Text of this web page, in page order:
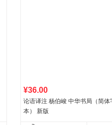
¥36.00
论语译注 杨伯峻 中华书局（简体
本） 新版